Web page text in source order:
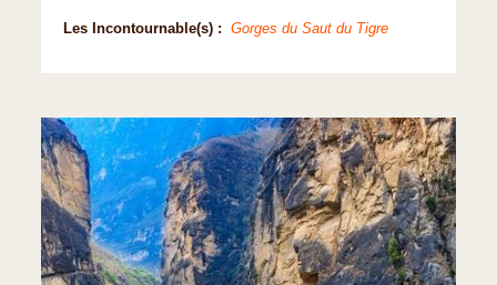
Les Incontournable(s) : Gorges du Saut du Tigre